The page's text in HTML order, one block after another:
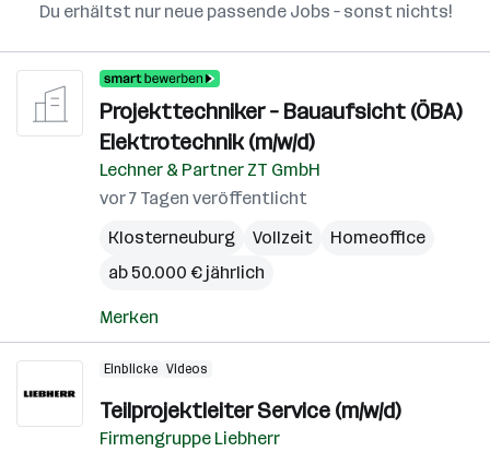
Du erhältst nur neue passende Jobs – sonst nichts!
Projekttechniker – Bauaufsicht (ÖBA)
Elektrotechnik (m/w/d)
Lechner & Partner ZT GmbH
vor 7 Tagen veröffentlicht
Klosterneuburg
Vollzeit
Homeoffice
ab 50.000 € jährlich
Merken
Einblicke Videos
Teilprojektleiter Service (m/w/d)
Firmengruppe Liebherr